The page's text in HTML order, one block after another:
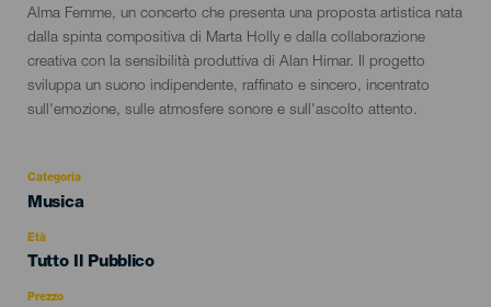
del
evento
Alma Femme, un concerto che presenta una proposta artistica nata
dalla spinta compositiva di Marta Holly e dalla collaborazione
creativa con la sensibilità produttiva di Alan Himar. Il progetto
sviluppa un suono indipendente, raffinato e sincero, incentrato
sull'emozione, sulle atmosfere sonore e sull'ascolto attento.
Categoria
Categoría
evento
Musica
Età
Edad
Tutto Il Pubblico
Prezzo